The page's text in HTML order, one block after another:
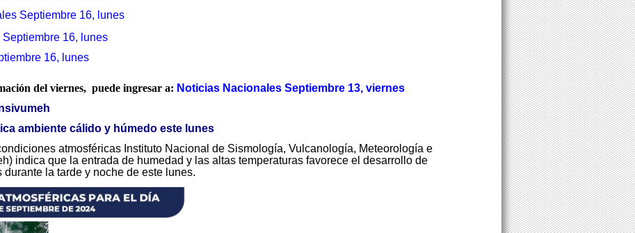
Septiembre 16, lunes
16, lunes
16, lunes
del viernes, puede ingresar a: Noticias Nacionales Septiembre 13, viernes
ambiente cálido y húmedo este lunes
atmosféricas Instituto Nacional de Sismología, Vulcanología, Meteorología e
indica que la entrada de humedad y las altas temperaturas favorece el desarrollo de
la tarde y noche de este lunes.